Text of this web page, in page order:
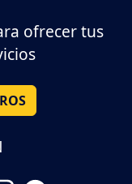
ofrecer tus